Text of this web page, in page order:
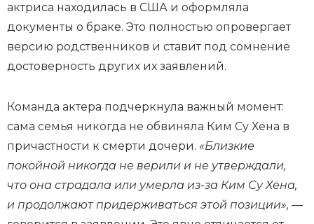
актриса находилась в США и оформляла
документы о браке. Это полностью опровергает
версию родственников и ставит под сомнение
достоверность других их заявлений.
Команда актера подчеркнула важный момент:
сама семья никогда не обвиняла Ким Су Хёна в
причастности к смерти дочери. «Близкие
покойной никогда не верили и не утверждали,
что она страдала или умерла из-за Ким Су Хёна,
и продолжают придерживаться этой позиции», —